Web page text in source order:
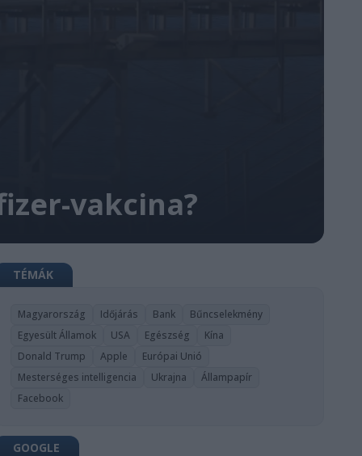
vakcina?
TÉMÁK
Magyarország Időjárás Bank
Bűncselekmény
Egyesült Államok
USA Egészség
Kína
Donald Trump
Apple
Európai Unió
Mesterséges intelligencia
Ukrajna
Állampapír
Facebook
GOOGLE